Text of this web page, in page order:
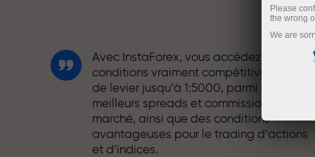
Avec InstaForex, vous accédez à des
conditions vraiment compétitives : effet
de levier jusqu’à 1:5000, parmi les
meilleurs spreads et commissions du
marché, ainsi que des conditions
avantageuses pour le trading d’actions
et d’indices.
Please
the wrong
We are